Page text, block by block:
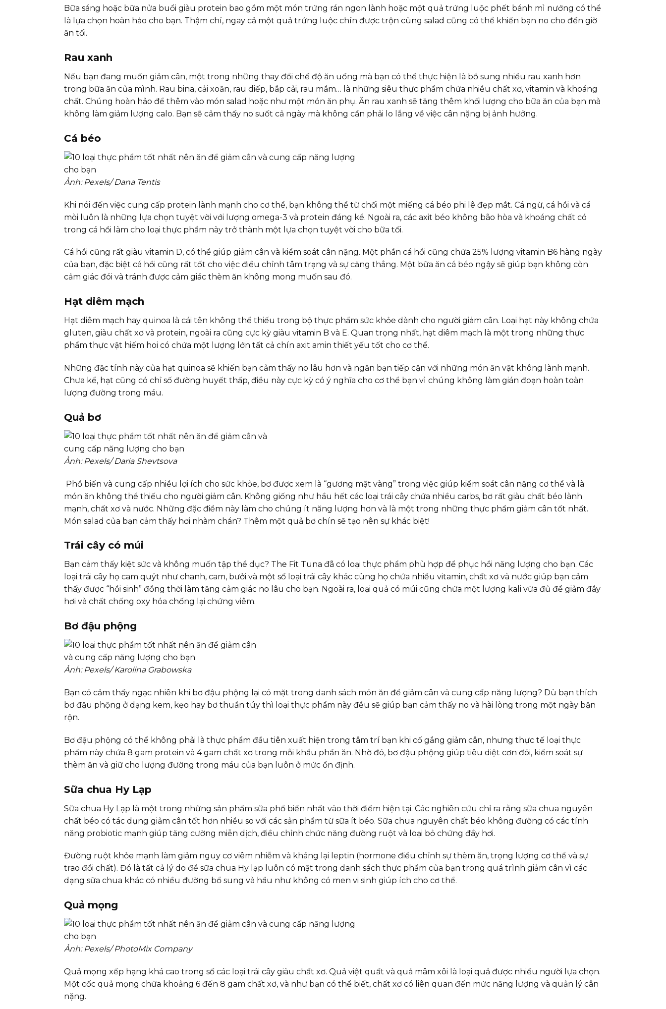
Bữa sáng hoặc bữa nửa buổi giàu protein bao gồm một món trứng rán ngon lành hoặc một quả trứng luộc phết bánh mì nướng có thể
là lựa chọn hoàn hảo cho bạn. Thậm chí, ngay cả một quả trứng luộc chín được trộn cùng salad cũng có thể khiến bạn no cho đến giờ
ăn tối.
Rau xanh
Nếu bạn đang muốn giảm cân, một trong những thay đổi chế độ ăn uống mà bạn có thể thực hiện là bổ sung nhiều rau xanh hơn
trong bữa ăn của mình. Rau bina, cải xoăn, rau diếp, bắp cải, rau mầm… là những siêu thực phẩm chứa nhiều chất xơ, vitamin và khoáng
chất. Chúng hoàn hảo để thêm vào món salad hoặc như một món ăn phụ. Ăn rau xanh sẽ tăng thêm khối lượng cho bữa ăn của bạn mà
không làm giảm lượng calo. Bạn sẽ cảm thấy no suốt cả ngày mà không cần phải lo lắng về việc cân nặng bị ảnh hưởng.
Cá béo
Ảnh: Pexels/ Dana Tentis
Khi nói đến việc cung cấp protein lành mạnh cho cơ thể, bạn không thể từ chối một miếng cá béo phi lê đẹp mắt. Cá ngừ, cá hồi và cá
mòi luôn là những lựa chọn tuyệt vời với lượng omega-3 và protein đáng kể. Ngoài ra, các axit béo không bão hòa và khoáng chất có
trong cá hồi làm cho loại thực phẩm này trở thành một lựa chọn tuyệt vời cho bữa tối.
Cá hồi cũng rất giàu vitamin D, có thể giúp giảm cân và kiểm soát cân nặng. Một phần cá hồi cũng chứa 25% lượng vitamin B6 hàng ngày
của bạn, đặc biệt cá hồi cũng rất tốt cho việc điều chỉnh tâm trạng và sự căng thẳng. Một bữa ăn cá béo ngậy sẽ giúp bạn không còn
cảm giác đói và tránh được cảm giác thèm ăn không mong muốn sau đó.
Hạt diêm mạch
Hạt diêm mạch hay quinoa là cái tên không thể thiếu trong bộ thực phẩm sức khỏe dành cho người giảm cân. Loại hạt này không chứa
gluten, giàu chất xơ và protein, ngoài ra cũng cực kỳ giàu vitamin B và E. Quan trọng nhất, hạt diêm mạch là một trong những thực
phẩm thực vật hiếm hoi có chứa một lượng lớn tất cả chín axit amin thiết yếu tốt cho cơ thể.
Những đặc tính này của hạt quinoa sẽ khiến bạn cảm thấy no lâu hơn và ngăn bạn tiếp cận với những món ăn vặt không lành mạnh.
Chưa kể, hạt cũng có chỉ số đường huyết thấp, điều này cực kỳ có ý nghĩa cho cơ thể bạn vì chúng không làm gián đoạn hoàn toàn
lượng đường trong máu.
Quả bơ
Ảnh: Pexels/ Daria Shevtsova
Phổ biến và cung cấp nhiều lợi ích cho sức khỏe, bơ được xem là “gương mặt vàng” trong việc giúp kiểm soát cân nặng cơ thể và là
món ăn không thể thiếu cho người giảm cân. Không giống như hầu hết các loại trái cây chứa nhiều carbs, bơ rất giàu chất béo lành
mạnh, chất xơ và nước. Những đặc điểm này làm cho chúng ít năng lượng hơn và là một trong những thực phẩm giảm cân tốt nhất.
Món salad của bạn cảm thấy hơi nhàm chán? Thêm một quả bơ chín sẽ tạo nên sự khác biệt!
Trái cây có múi
Bạn cảm thấy kiệt sức và không muốn tập thể dục? The Fit Tuna đã có loại thực phẩm phù hợp để phục hồi năng lượng cho bạn. Các
loại trái cây họ cam quýt như chanh, cam, bưởi và một số loại trái cây khác cùng họ chứa nhiều vitamin, chất xơ và nước giúp bạn cảm
thấy được “hồi sinh” đồng thời làm tăng cảm giác no lâu cho bạn. Ngoài ra, loại quả có múi cũng chứa một lượng kali vừa đủ để giảm đầy
hơi và chất chống oxy hóa chống lại chứng viêm.
Bơ đậu phộng
Ảnh: Pexels/ Karolina Grabowska
Bạn có cảm thấy ngạc nhiên khi bơ đậu phộng lại có mặt trong danh sách món ăn để giảm cân và cung cấp năng lượng? Dù bạn thích
bơ đậu phộng ở dạng kem, kẹo hay bơ thuần túy thì loại thực phẩm này đều sẽ giúp bạn cảm thấy no và hài lòng trong một ngày bận
rộn.
Bơ đậu phộng có thể không phải là thực phẩm đầu tiên xuất hiện trong tâm trí bạn khi cố gắng giảm cân, nhưng thực tế loại thực
phẩm này chứa 8 gam protein và 4 gam chất xơ trong mỗi khẩu phần ăn. Nhờ đó, bơ đậu phộng giúp tiêu diệt cơn đói, kiểm soát sự
thèm ăn và giữ cho lượng đường trong máu của bạn luôn ở mức ổn định.
Sữa chua Hy Lạp
Sữa chua Hy Lạp là một trong những sản phẩm sữa phổ biến nhất vào thời điểm hiện tại. Các nghiên cứu chỉ ra rằng sữa chua nguyên
chất béo có tác dụng giảm cân tốt hơn nhiều so với các sản phẩm từ sữa ít béo. Sữa chua nguyên chất béo không đường có các tính
năng probiotic mạnh giúp tăng cường miễn dịch, điều chỉnh chức năng đường ruột và loại bỏ chứng đầy hơi.
Đường ruột khỏe mạnh làm giảm nguy cơ viêm nhiễm và kháng lại leptin (hormone điều chỉnh sự thèm ăn, trọng lượng cơ thể và sự
trao đổi chất). Đó là tất cả lý do để sữa chua Hy lạp luôn có mặt trong danh sách thực phẩm của bạn trong quá trình giảm cân vì các
dạng sữa chua khác có nhiều đường bổ sung và hầu như không có men vi sinh giúp ích cho cơ thể.
Quả mọng
Ảnh: Pexels/ PhotoMix Company
Quả mọng xếp hạng khá cao trong số các loại trái cây giàu chất xơ. Quả việt quất và quả mâm xôi là loại quả được nhiều người lựa chọn.
Một cốc quả mọng chứa khoảng 6 đến 8 gam chất xơ, và như bạn có thể biết, chất xơ có liên quan đến mức năng lượng và quản lý cân
nặng.